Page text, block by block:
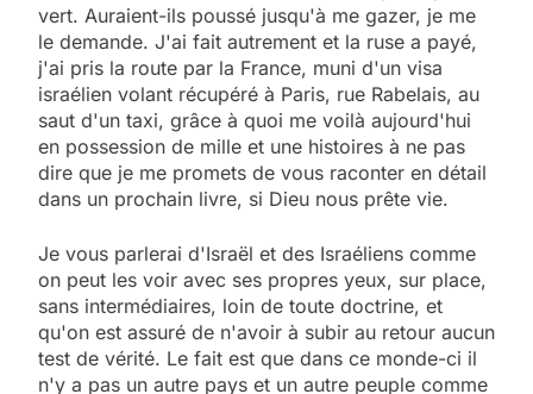
vert. Auraient-ils poussé jusqu'à me gazer, je me
le demande. J'ai fait autrement et la ruse a payé,
j'ai pris la route par la France, muni d'un visa
israélien volant récupéré à Paris, rue Rabelais, au
saut d'un taxi, grâce à quoi me voilà aujourd'hui
en possession de mille et une histoires à ne pas
dire que je me promets de vous raconter en détail
dans un prochain livre, si Dieu nous prête vie.
Je vous parlerai d'Israël et des Israéliens comme
on peut les voir avec ses propres yeux, sur place,
sans intermédiaires, loin de toute doctrine, et
qu'on est assuré de n'avoir à subir au retour aucun
test de vérité. Le fait est que dans ce monde-ci il
n'y a pas un autre pays et un autre peuple comme